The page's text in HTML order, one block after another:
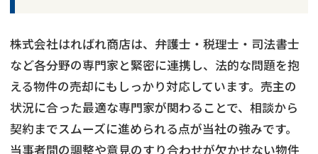
株式会社はればれ商店は、弁護士・税理士・司法書士
など各分野の専門家と緊密に連携し、法的な問題を抱
える物件の売却にもしっかり対応しています。売主の
状況に合った最適な専門家が関わることで、相談から
契約までスムーズに進められる点が当社の強みです。
当事者間の調整や意見のすり合わせが欠かせない物件